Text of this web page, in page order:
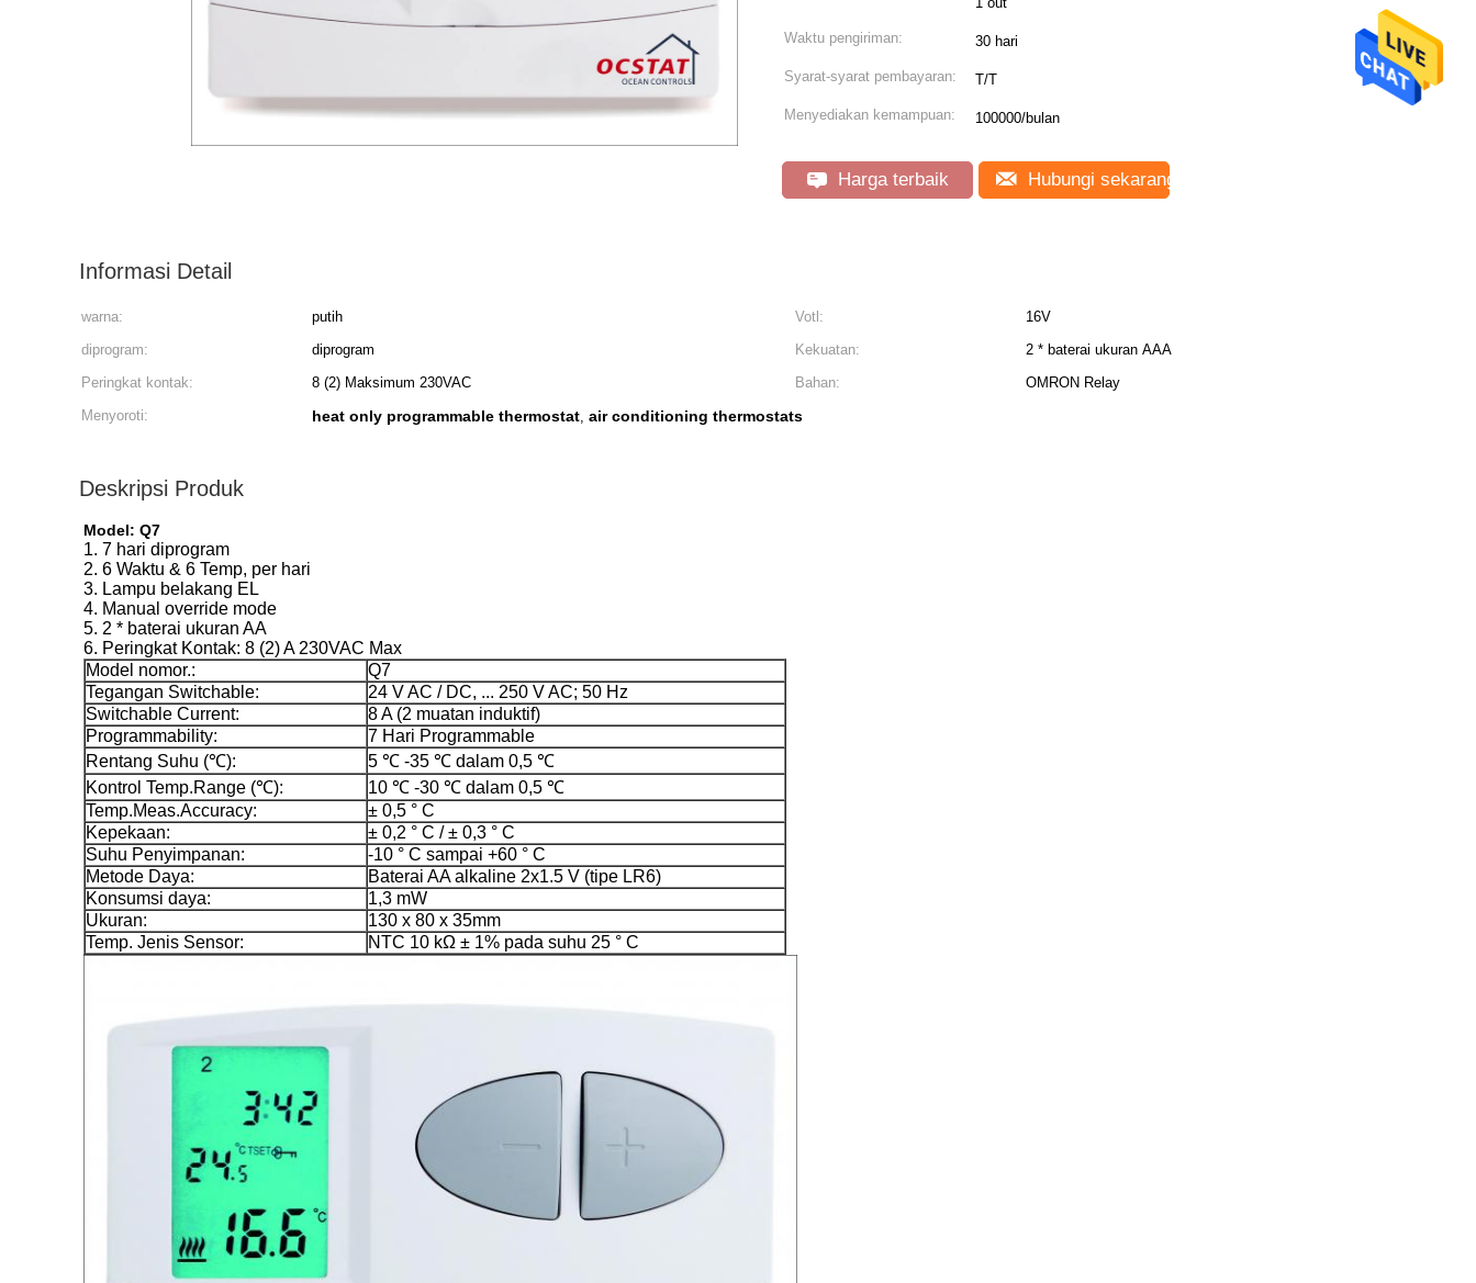
Waktu pengiriman: 30 hari
Syarat-syarat pembayaran: T/T
Menyediakan kemampuan: 100000/bulan
Harga terbaik Hubungi sekarang
Informasi Detail
warna: putih Votl:
16V
diprogram:
diprogram Kekuatan:
2 * baterai ukuran AAA
Peringkat kontak:
8 (2) Maksimum 230VAC Bahan:
OMRON Relay
Menyoroti:
heat only programmable thermostat, air conditioning thermostats
Deskripsi Produk
Model: Q7
1. 7 hari diprogram
2. 6 Waktu & 6 Temp, per hari
3. Lampu belakang EL
4. Manual override mode
5. 2 * baterai ukuran AA
6. Peringkat Kontak: 8 (2) A 230VAC Max
Model nomor.:
Q7
Tegangan Switchable:
24 V AC / DC, ... 250 V AC; 50 Hz
Switchable Current:
8 A (2 muatan induktif)
Programmability:
7 Hari Programmable
Rentang Suhu (℃):
5 ℃ -35 ℃ dalam 0,5 ℃
Kontrol Temp.Range (℃):
10 ℃ -30 ℃ dalam 0,5 ℃
Temp.Meas.Accuracy:
± 0,5 ° C
Kepekaan:
± 0,2 ° C / ± 0,3 ° C
Suhu Penyimpanan:
-10 ° C sampai +60 ° C
Metode Daya:
Baterai AA alkaline 2x1.5 V (tipe LR6)
Konsumsi daya:
1,3 mW
Ukuran:
130 x 80 x 35mm
Temp. Jenis Sensor:
NTC 10 kΩ ± 1% pada suhu 25 ° C